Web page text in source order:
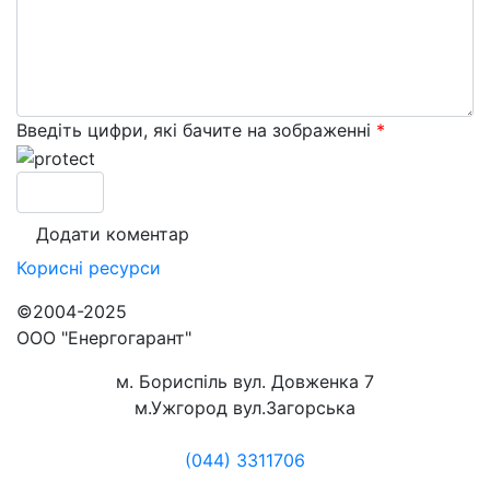
Введіть цифри, які бачите на зображенні *
Корисні ресурси
©2004-2025
ООО "Енергогарант"
м. Бориспіль вул. Довженка 7
м.Ужгород вул.Загорська
(044) 3311706